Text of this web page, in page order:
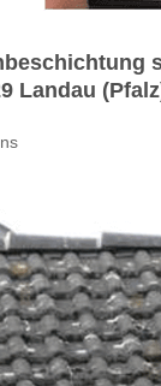
Landau